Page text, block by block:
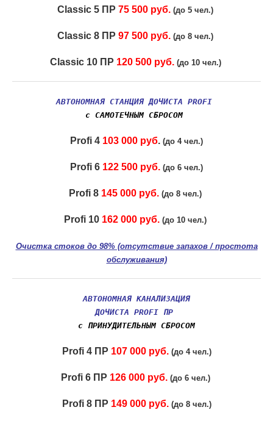
Classic 5 ПР 75 500 руб. (до 5 чел.)
Classic 8 ПР 97 500 руб. (до 8 чел.)
Classic 10 ПР 120 500 руб. (до 10 чел.)
АВТОНОМНАЯ СТАНЦИЯ ДОЧИСТА PROFI
с САМОТЕЧНЫМ СБРОСОМ
Profi 4 103 000 руб. (до 4 чел.)
Profi 6 122 500 руб. (до 6 чел.)
Profi 8 145 000 руб. (до 8 чел.)
Profi 10 162 000 руб. (до 10 чел.)
Очистка стоков до 98% (отсутствие запахов / простота
обслуживания)
АВТОНОМНАЯ КАНАЛИЗАЦИЯ
ДОЧИСТА PROFI ПР
с ПРИНУДИТЕЛЬНЫМ СБРОСОМ
Profi 4 ПР 107 000 руб. (до 4 чел.)
Profi 6 ПР 126 000 руб. (до 6 чел.)
Profi 8 ПР 149 000 руб. (до 8 чел.)